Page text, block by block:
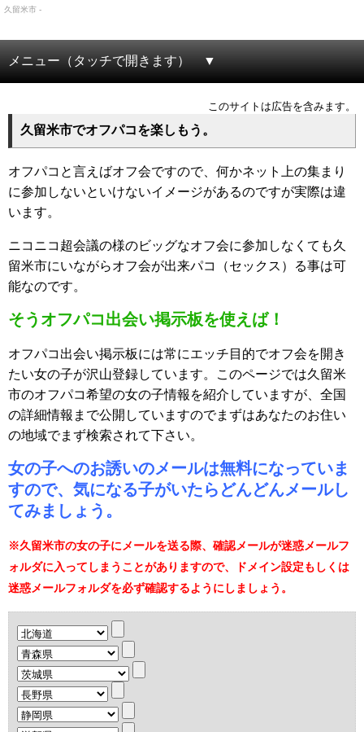
久留米市 -
メニュー（タッチで開きます）
このサイトは広告を含みます。
久留米市でオフパコを楽しもう。
オフパコと言えばオフ会ですので、何かネット上の集まり
に参加しないといけないイメージがあるのですが実際は違
います。
ニコニコ超会議の様のビッグなオフ会に参加しなくても久
留米市にいながらオフ会が出来パコ（セックス）る事は可
能なのです。
そうオフパコ出会い掲示板を使えば！
オフパコ出会い掲示板には常にエッチ目的でオフ会を開き
たい女の子が沢山登録しています。このページでは久留米
市のオフパコ希望の女の子情報を紹介していますが、全国
の詳細情報まで公開していますのでまずはあなたのお住い
の地域でまず検索されて下さい。
女の子へのお誘いのメールは無料になっていま
すので、気になる子がいたらどんどんメールし
てみましょう。
※久留米市の女の子にメールを送る際、確認メールが迷惑メールフ
ォルダに入ってしまうことがありますので、ドメイン設定もしくは
迷惑メールフォルダを必ず確認するようにしましょう。